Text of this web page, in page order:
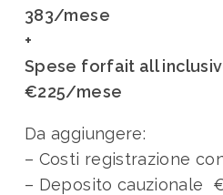
383/mese
+
Spese forfait all
€225/mese
Da aggiungere:
– Costi registrazione
– Deposito cauzionale